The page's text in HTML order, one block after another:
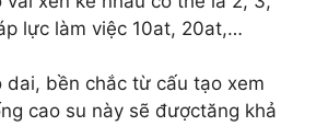
lực làm việc 10at, 20at,…
dai, bền chắc từ cấu tạo xem
cao su này sẽ đượctăng khả